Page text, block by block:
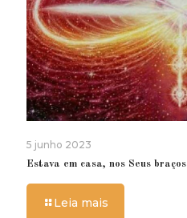
5 junho 2023
Estava em casa, nos Seus braços
Leia mais